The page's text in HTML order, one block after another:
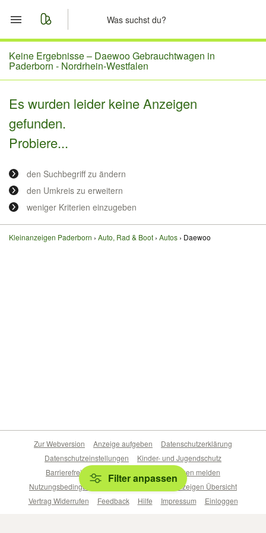
Start
Merkliste
Nachrichten
Anzeige aufgeben
Keine Ergebnisse – Daewoo Gebrauchtwagen in
Paderborn - Nordrhein-Westfalen
Es wurden leider keine Anzeigen
gefunden.
Probiere...
den Suchbegriff zu ändern
den Umkreis zu erweitern
weniger Kriterien einzugeben
Kleinanzeigen Paderborn Auto, Rad & Boot Autos Daewoo
Filter anpassen
Zur Webversion Anzeige aufgeben
Datenschutzerklärung
Datenschutzeinstellungen
Kinder- und Jugendschutz
Barrierefreiheitserklärung
Sicherheitslücken melden
Nutzungsbedingungen
Beliebte Suchen
Anzeigen Übersicht
Vertrag Widerrufen
Feedback Hilfe Impressum Einloggen